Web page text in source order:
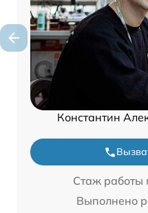
Константин
Стаж работы
Выполнено